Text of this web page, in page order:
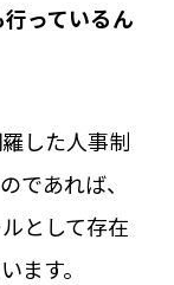
っているん
した人事制
であれば、
として存在
ます。